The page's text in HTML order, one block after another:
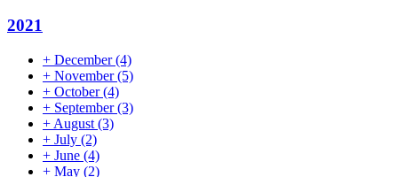
2021
+ December(4)
+ November(5)
+ October(4)
+ September(3)
+ August (3)
+ July (2)
+ June (4)
+ May (2)